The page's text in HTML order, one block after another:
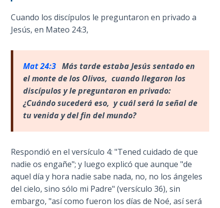
Book of
Galatians
Immigrating
from the
Old
Covenant to
the New
to the
Twelve
Tribes
The First
Cuando los discípulos le preguntaron en privado a
Jesús, en Mateo 24:3,
Mat 24:3 Más tarde estaba Jesús sentado en
el monte de los Olivos, cuando llegaron los
discípulos y le preguntaron en privado:
¿Cuándo sucederá eso, y cuál será la señal de
tu venida y del fin del mundo?
Respondió en el versículo 4: "Tened cuidado de que
nadie os engañe"; y luego explicó que aunque "de
aquel día y hora nadie sabe nada, no, no los ángeles
del cielo, sino sólo mi Padre" (versículo 36), sin
embargo, "así como fueron los días de Noé, así será